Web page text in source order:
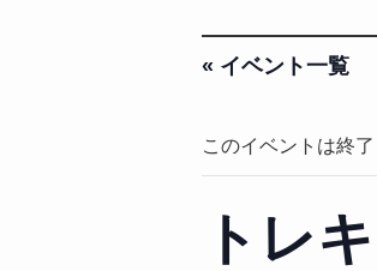
« イベント一覧
このイベントは終了
トレ